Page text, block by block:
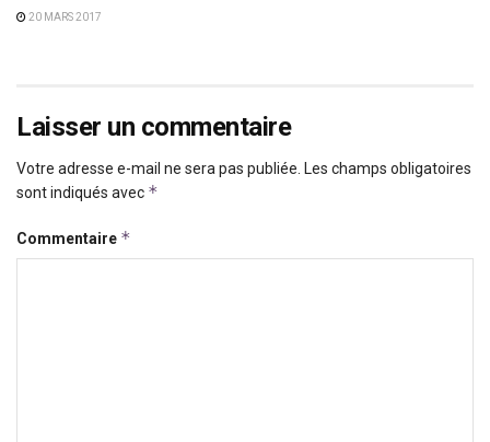
20 MARS 2017
Laisser un commentaire
Votre adresse e-mail ne sera pas publiée. Les champs obligatoires
sont indiqués avec *
Commentaire *